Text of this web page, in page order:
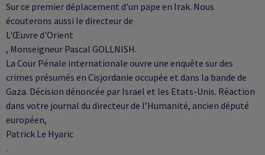
Sur ce premier déplacement d’un pape en Irak. Nous
écouterons aussi le directeur de
L'Œuvre d'Orient
, Monseigneur Pascal GOLLNISH.
La Cour Pénale internationale ouvre une enquête sur des
crimes présumés en Cisjordanie occupée et dans la bande de
Gaza. Décision dénoncée par Israel et les Etats-Unis. Réaction
dans votre journal du directeur de l’Humanité, ancien député
européen,
Patrick Le Hyaric
.